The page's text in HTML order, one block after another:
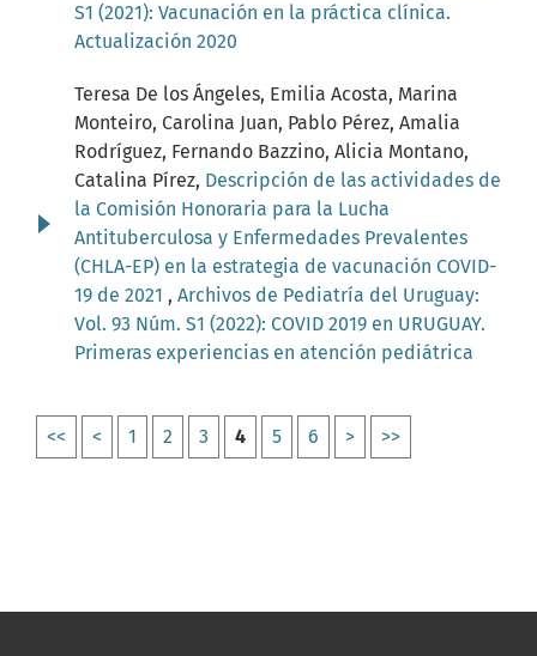
S1 (2021): Vacunación en la práctica clínica.
Actualización 2020
Teresa De los Ángeles, Emilia Acosta, Marina
Monteiro, Carolina Juan, Pablo Pérez, Amalia
Rodríguez, Fernando Bazzino, Alicia Montano,
Catalina Pírez, Descripción de las actividades de
la Comisión Honoraria para la Lucha
Antituberculosa y Enfermedades Prevalentes
(CHLA-EP) en la estrategia de vacunación COVID-
19 de 2021 , Archivos de Pediatría del Uruguay:
Vol. 93 Núm. S1 (2022): COVID 2019 en URUGUAY.
Primeras experiencias en atención pediátrica
<< < 1 2 3 4 5 6 > >>